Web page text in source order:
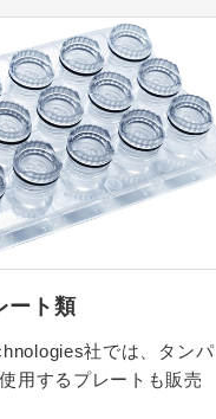
ート類
社では、タンパ
用するプレートも販売